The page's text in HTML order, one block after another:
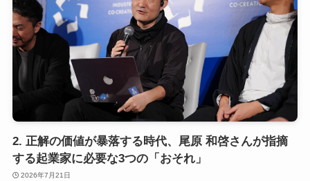
2. 正解の価値が暴落する時代、尾原 和啓さんが指摘
する起業家に必要な3つの「おそれ」
2026年7月21日